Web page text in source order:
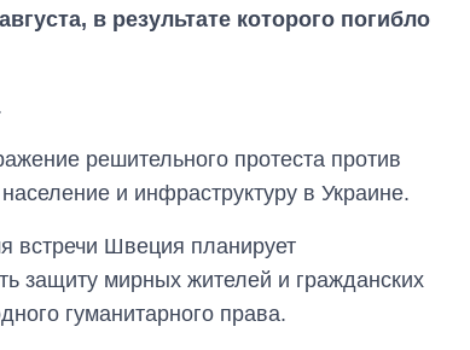
в результате которого погибло
решительного протеста против
и инфраструктуру в Украине.
встречи Швеция планирует
защиту мирных жителей и гражданских
гуманитарного права.